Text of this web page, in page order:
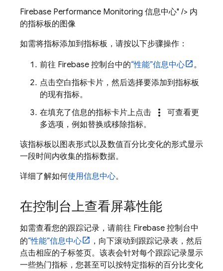
Firebase Performance Monitoring 信息中心" /> 内
的指标板的图像
如需将指标添加到指标板，请按以下步骤操作：
前往 Firebase 控制台中的“性能”信息中心
。
点击空白指标卡片，然后选择要添加到指标板
的现有指标。
在填充了信息的指标卡片上点击
more_vert
可查看更
多选项，例如替换或移除指标。
该指标板以图表形式以及数值百分比变化的形式显示
一段时间内收集的指标数据。
详细了解如何使用信息中心。
在控制台上查看屏幕性能
如需查看您的跟踪记录，请前往 Firebase 控制台中
的“性能”信息中心
，向下滚动到跟踪记录表，然后
点击相应的子标签页。该表会针对每个跟踪记录显示
一些热门指标，您甚至可以按特定指标的百分比变化